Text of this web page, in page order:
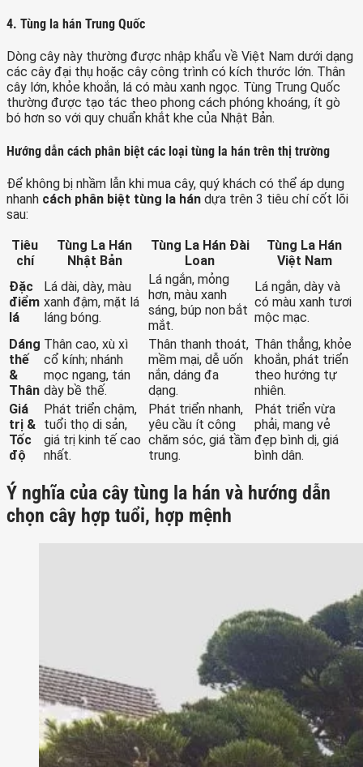
4. Tùng la hán Trung Quốc
Dòng cây này thường được nhập khẩu về Việt Nam dưới dạng
các cây đại thụ hoặc cây công trình có kích thước lớn. Thân
cây lớn, khỏe khoắn, lá có màu xanh ngọc. Tùng Trung Quốc
thường được tạo tác theo phong cách phóng khoáng, ít gò
bó hơn so với quy chuẩn khắt khe của Nhật Bản.
Hướng dẫn cách phân biệt các loại tùng la hán trên thị trường
Để không bị nhầm lẫn khi mua cây, quý khách có thể áp dụng
nhanh cách phân biệt tùng la hán dựa trên 3 tiêu chí cốt lõi
sau:
Tiêu
chí
Tùng La Hán
Nhật Bản
Tùng La Hán Đài
Loan
Tùng La Hán
Việt Nam
Đặc
điểm
lá
Lá dài, dày, màu
xanh đậm, mặt lá
láng bóng.
Lá ngắn, mỏng
hơn, màu xanh
sáng, búp non bắt
mắt.
Lá ngắn, dày và
có màu xanh tươi
mộc mạc.
Dáng
thế
&
Thân
Thân cao, xù xì
cổ kính; nhánh
mọc ngang, tán
dày bề thế.
Thân thanh thoát,
mềm mại, dễ uốn
nắn, dáng đa
dạng.
Thân thẳng, khỏe
khoắn, phát triển
theo hướng tự
nhiên.
Giá
trị &
Tốc
độ
Phát triển chậm,
tuổi thọ di sản,
giá trị kinh tế cao
nhất.
Phát triển nhanh,
yêu cầu ít công
chăm sóc, giá tầm
trung.
Phát triển vừa
phải, mang vẻ
đẹp bình dị, giá
bình dân.
Ý nghĩa của cây tùng la hán và hướng dẫn
chọn cây hợp tuổi, hợp mệnh